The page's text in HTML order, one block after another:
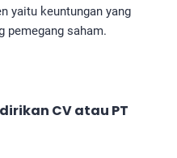
yaitu keuntungan yang
pemegang saham.
CV atau PT